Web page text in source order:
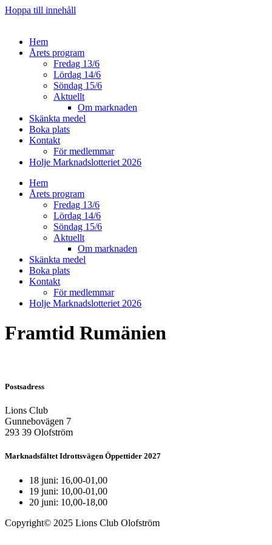
Hoppa till innehåll
Hem
Årets program
Fredag 13/6
Lördag 14/6
Söndag 15/6
Aktuellt
Om marknaden
Skänkta medel
Boka plats
Kontakt
För medlemmar
Holje Marknadslotteriet 2026
Hem
Årets program
Fredag 13/6
Lördag 14/6
Söndag 15/6
Aktuellt
Om marknaden
Skänkta medel
Boka plats
Kontakt
För medlemmar
Holje Marknadslotteriet 2026
Framtid Rumänien
Postsadress
Lions Club
Gunnebovägen 7
293 39 Olofström
Marknadsfältet Idrottsvägen Öppettider 2027
18 juni: 16,00-01,00
19 juni: 10,00-01,00
20 juni: 10,00-18,00
Copyright© 2025 Lions Club Olofström